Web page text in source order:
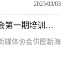
2023/03/03
今日热门!大咖分享干货！海南省新媒体协会第一期培训成功开讲
媒体协会供图新海